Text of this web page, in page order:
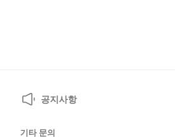
공지사항
기타 문의